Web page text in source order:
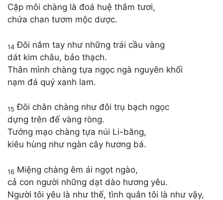
Cặp môi chàng là đoá huệ thắm tươi,
chứa chan tươm mộc dược.
14 Đôi nắm tay như những trái cầu vàng
dát kim châu, bảo thạch.
Thân mình chàng tựa ngọc ngà nguyên khối
nạm đá quý xanh lam.
15 Đôi chân chàng như đôi trụ bạch ngọc
dựng trên đế vàng ròng.
Tướng mạo chàng tựa núi Li-băng,
kiêu hùng như ngàn cây hương bá.
16 Miệng chàng êm ái ngọt ngào,
cả con người những dạt dào hương yêu.
Người tôi yêu là như thế, tình quân tôi là như vậy,